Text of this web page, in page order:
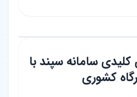
سامانه سپند با
کشوری